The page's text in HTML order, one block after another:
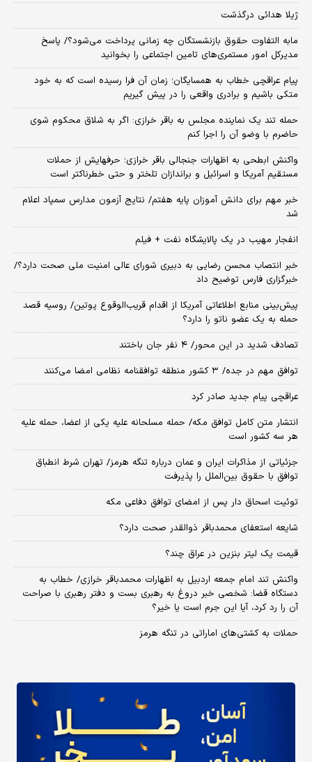
ژیلا هدائی درگذشت
مابه التفاوت حقوق بازنشستگان چه زمانی پرداخت می‌شود؟/ پاسخ
مدیرکل امور مستمری‌های تامین اجتماعی را بخوانید
پیام عراقچی خطاب به همسایگان؛ زمان آن فرا رسیده است که به خود
متکی باشیم و برادری واقعی را در پیش گیریم
حمله تند یک نماینده مجلس به باقر خرازی: اگر به شلاق محکوم شوی
حاضرم با وضو آن را اجرا کنم
واکنش ابطحی به اظهارات جنجالی باقر خرازی؛ حرفهایش از حملات
مستقیم آمریکا و اسرائیل و براندازان تلختر و حتی خطرناکتر است
خبر مهم برای دانش آموزان پایه هفتم/ نتایج آزمون مدارس سمپاد اعلام
شد
انفجار مهیب در یک پالایشگاه نفت + فیلم
خبر انتصاب محسن رضایی به دبیری شورای عالی امنیت ملی صحت دارد؟/
خبرگزاری فارس توضیح داد
پیش‌بینی منابع اطلاعاتی آمریکا از اقدام قریب‌الوقوع پوتین/ روسیه قصد
حمله به یک عضو ناتو را دارد؟
تصادف شدید در این محور/ ۴ نفر جان باختند
توافق مهم در جده/ ۳ کشور منطقه توافقنامه نظامی امضا می‌کنند
عراقچی پیام جدید صادر کرد
انتشار متن کامل توافق مکه/ حمله مسلحانه علیه یکی از اعضا، حمله علیه
هر سه کشور است
جزئیاتی از مذاکرات ایران و عمان درباره تنگه هرمز/ تهران شرط انطباق
توافق با حقوق بین‌الملل را پذیرفت
توئیت اسحاق دار پس از امضای توافق دفاعی مکه
شایعه استعفای محمدباقر ذوالقدر صحت دارد؟
قیمت یک لیتر بنزین در عراق چند؟
واکنش تند امام جمعه اردبیل به اظهارات محمدباقر خرازی/ خطاب به
دستگاه قضا: شخصی خبر دروغ به رهبری بست و دفتر رهبری با صراحت
آن را رد کرد، آیا این جرم است یا خیر؟
حملات به کشتی‌های اماراتی در تنگه هرمز